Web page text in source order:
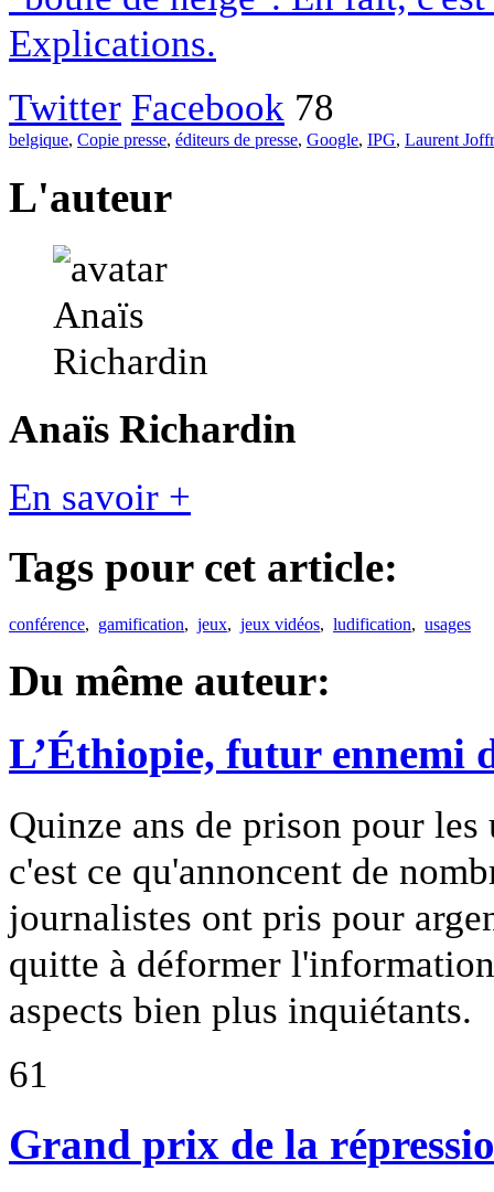
Explications.
Twitter Facebook 78
belgique, Copie presse, éditeurs de presse, Google, IPG, Laurent
L'auteur
Anaïs Richardin
En savoir +
Tags pour cet article:
conférence, gamification, jeux, jeux vidéos, ludification, usages
Du même auteur:
L’Éthiopie, futur ennemi
Quinze ans de prison pour
c'est ce qu'annoncent de
journalistes ont pris pour
quitte à déformer
aspects bien plus inquiétants.
61
Grand prix de la